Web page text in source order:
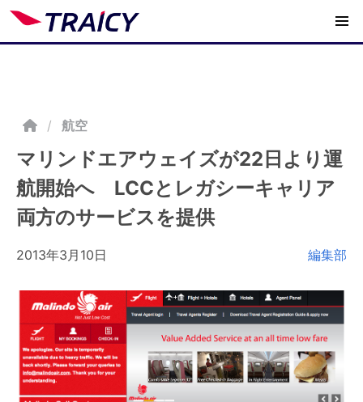
/ 航空
マリンドエアウェイズが22日より運
航開始へ LCCとレガシーキャリア
両方のサービスを提供
2013年3月10日 編集部